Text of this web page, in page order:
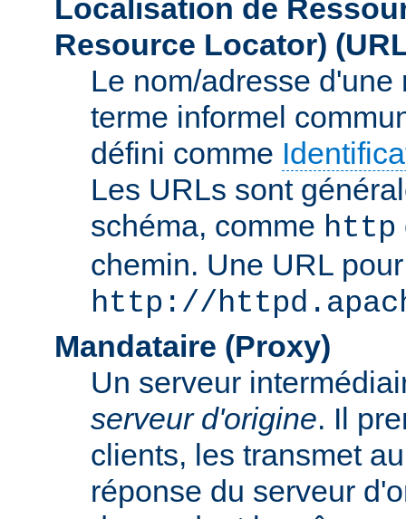
Localisation de
Resource Locator)
Le nom/adresse
terme informel
défini comme
Les URLs sont
schéma, comme http
chemin. Une URL
http://
Mandataire (Proxy)
Un serveur
serveur d'origine. Il
clients, les transmet
réponse du serveur